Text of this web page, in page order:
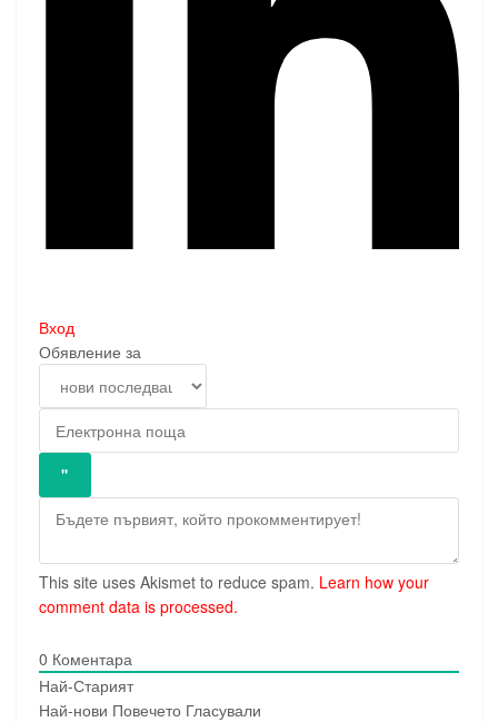
Вход
Обявление за
This site uses Akismet to reduce spam. Learn how your
comment data is processed.
0 Коментара
Най-Старият
Най-нови Повечето Гласували